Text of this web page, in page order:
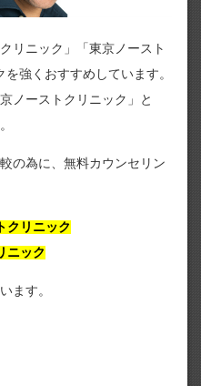
リニック」「東京ノースト
強くおすすめしています。
ノーストクリニック」と
の為に、無料カウンセリン
クリニック
ニック
ます。